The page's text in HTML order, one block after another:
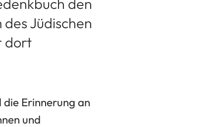
Jüdischen
dort
Erinnerung an
und